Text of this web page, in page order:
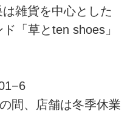
雑貨を中心とした
「草とten shoes」
間、店舗は冬季休業